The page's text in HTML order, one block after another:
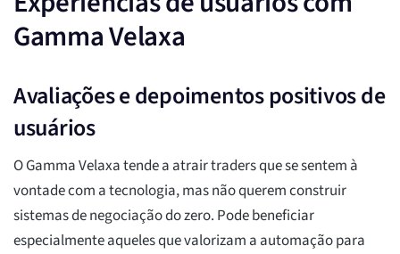
Gamma Velaxa
Avaliações e depoimentos positivos de
usuários
O Gamma Velaxa tende a atrair traders que se sentem à
vontade com a tecnologia, mas não querem construir
sistemas de negociação do zero. Pode beneficiar
especialmente aqueles que valorizam a automação para